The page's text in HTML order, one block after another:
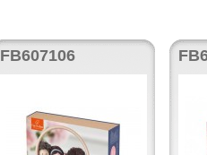
FB607106